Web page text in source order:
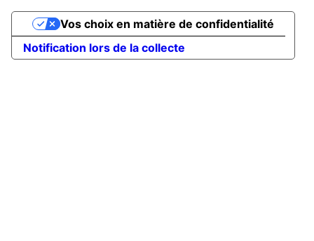
Notification lors de la collecte
Vos choix en matière de confidentialité